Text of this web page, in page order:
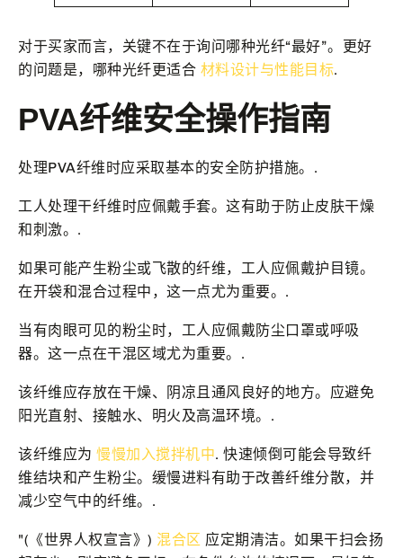
对于买家而言，关键不在于询问哪种光纤“最好”。更好
的问题是，哪种光纤更适合 材料设计与性能目标.
PVA纤维安全操作指南
处理PVA纤维时应采取基本的安全防护措施。.
工人处理干纤维时应佩戴手套。这有助于防止皮肤干燥
和刺激。.
如果可能产生粉尘或飞散的纤维，工人应佩戴护目镜。
在开袋和混合过程中，这一点尤为重要。.
当有肉眼可见的粉尘时，工人应佩戴防尘口罩或呼吸
器。这一点在干混区域尤为重要。.
该纤维应存放在干燥、阴凉且通风良好的地方。应避免
阳光直射、接触水、明火及高温环境。.
该纤维应为 慢慢加入搅拌机中. 快速倾倒可能会导致纤
维结块和产生粉尘。缓慢进料有助于改善纤维分散，并
减少空气中的纤维。.
"(《世界人权宣言》) 混合区 应定期清洁。如果干扫会扬